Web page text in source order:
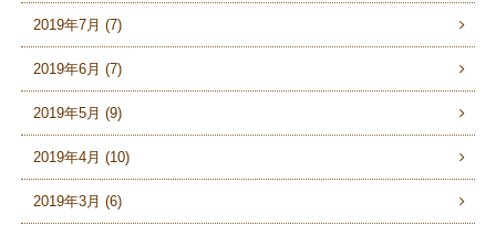
2019年7月 (7)
2019年6月 (7)
2019年5月 (9)
2019年4月 (10)
2019年3月 (6)